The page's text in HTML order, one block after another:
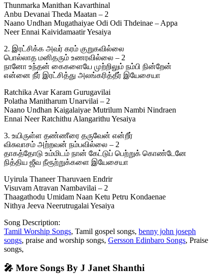
Thunmarka Manithan Kavarthinal
Anbu Devanai Theda Maatan – 2
Naano Undhan Mugathaiyae Odi Odi Thdeinae – Appa
Neer Ennai Kaividamaatir Yesaiya
2. இரட்சிக்க அவர் கரம் குறுகவில்லை
பொல்லாத மனிதரும் உணரவில்லை – 2
நானோ உந்தன் கைகளையே முற்றிலும் நம்பி நின்றேன்
என்னை நீர் இரட்சித்து அலங்கரித்தீர் இயேசையா
Ratchika Avar Karam Gurugavilai
Polatha Manitharum Unarvilai – 2
Naano Undhan Kaigalaiyae Mutrilum Nambi Nindraen
Ennai Neer Ratchithu Alangarithu Yesaiya
3. உயிருள்ள தண்ணீரை தருவேன் என்றீர்
விசுவாசம் அற்றவன் நம்பவில்லை – 2
தாகத்தோடு உம்மிடம் நான் கேட்டுப் பெற்றுக் கொண்டேனே
நித்திய ஜீவ நீரூற்றுக்களை இயேசையா
Uyirula Thaneer Tharuvaen Endrir
Visuvam Atravan Nambavilai – 2
Thaagathodu Umidam Naan Ketu Petru Kondaenae
Nithya Jeeva Neerutrugalai Yesaiya
Song Description:
Tamil Worship Songs, Tamil gospel songs, benny john joseph
songs, praise and worship songs, Gersson Edinbaro Songs, Praise
songs,
🎤 More Songs By J Janet Shanthi